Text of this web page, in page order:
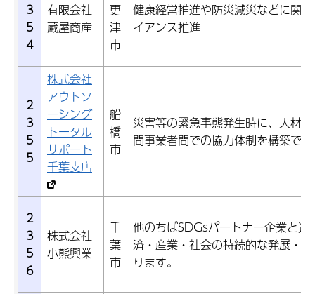
3
5
4
有限会社
蔵屋商産
更
津
市
健康経営推進や防災減災などに関
イアンス推進
2
3
5
5
株式会社
アウトソ
ーシング
トータル
サポート
千葉支店
船
橋
市
災害等の緊急事態発生時に、人材
間事業者間での協力体制を構築で
2
3
5
6
株式会社
小熊興業
千
葉
市
他のちばSDGsパートナー企業と連
済・産業・社会の持続的な発展・
ります。